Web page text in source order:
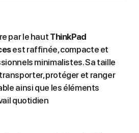
par le haut ThinkPad
est raffinée, compacte et
minimalistes. Sa taille
protéger et ranger
ainsi que les éléments
quotidien